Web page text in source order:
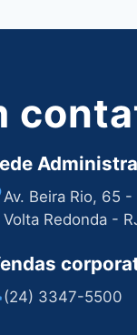
Av. Beira Rio, 65
Volta Redonda -
(24) 3347-5500